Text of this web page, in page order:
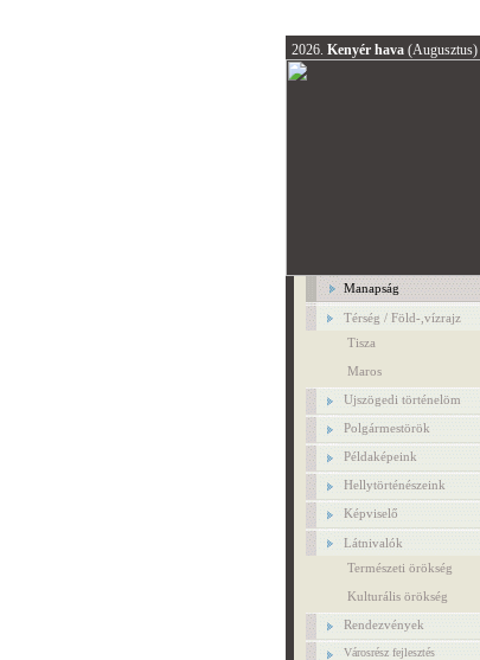
2026. Kenyér hava (Augusztus)
Manapság
Térség / Föld-,vízrajz
Tisza
Maros
Ujszögedi történelöm
Polgármestörök
Példaképeink
Hellytörténészeink
Képviselő
Látnivalók
Természeti örökség
Kulturális örökség
Rendezvények
Városrész fejlesztés